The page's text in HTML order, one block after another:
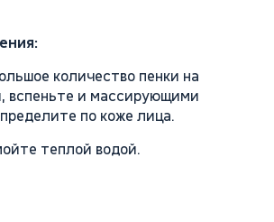
количество пенки на
вспеньте и массирующими
по коже лица.
теплой водой.